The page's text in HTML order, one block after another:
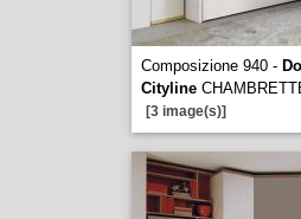
Composizione 940 -
Cityline
[3 image(s)]